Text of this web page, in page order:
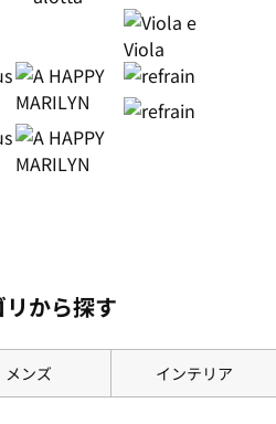
リから探す
メンズ インテリア